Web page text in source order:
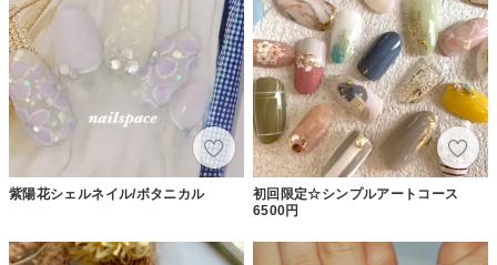
紫陽花シェルネイル/ボタニカル
初回限定☆シンプルアートコース
6500円